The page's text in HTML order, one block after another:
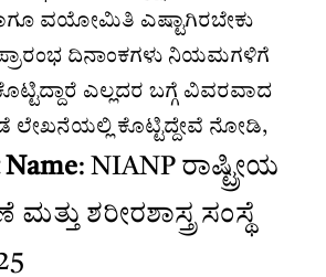
ವಯೋಮಿತಿ ಎಷ್ಟಾಗಿರಬೇಕು
ದಿನಾಂಕಗಳು ನಿಯಮಗಳಿಗೆ
ಎಲ್ಲದರ ಬಗ್ಗೆ ವಿವರವಾದ
ಲೇಖನೆಯಲ್ಲಿ ಕೊಟ್ಟಿದ್ದೇವೆ ನೋಡಿ,
: NIANP ರಾಷ್ಟ್ರೀಯ
ಶರೀರಶಾಸ್ತ್ರ ಸಂಸ್ಥೆ